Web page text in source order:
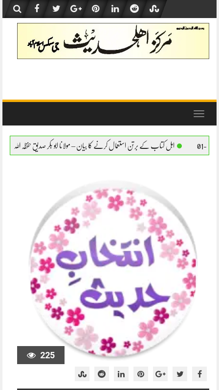
content
Toggle
برتن استعمال کرنے کا بیان – مولانا ابو بکر صدیق حفظہ اللہ اہل کتاب کے برتن
225